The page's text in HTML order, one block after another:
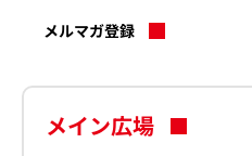
メルマガ登録
メイン広場